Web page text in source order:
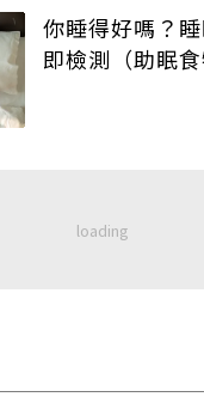
你睡得好嗎？
即檢測（助眠食